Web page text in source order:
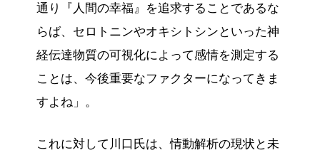
通り『人間の幸福』を追求することであるな
らば、セロトニンやオキシトシンといった神
経伝達物質の可視化によって感情を測定する
ことは、今後重要なファクターになってきま
すよね」。
これに対して川口氏は、情動解析の現状と未